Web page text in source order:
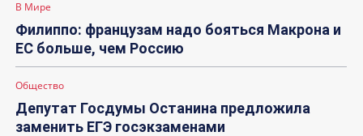
В Мире
Филиппо: французам надо бояться Макрона и
ЕС больше, чем Россию
Общество
Депутат Госдумы Останина предложила
заменить ЕГЭ госэкзаменами